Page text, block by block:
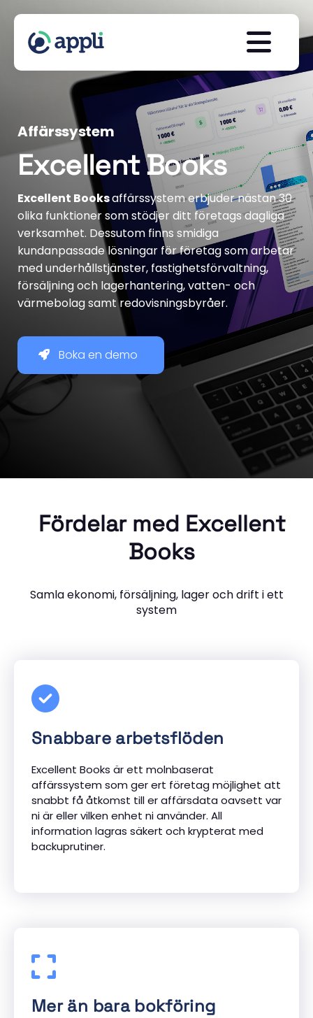
Affärssystem
Excellent Books
Excellent Booksaffärssystem erbjuder nästan 30
olika funktioner som stödjer ditt företags dagliga
verksamhet. Dessutom finns smidiga
kundanpassade lösningar för företag som arbetar
med underhållstjänster, fastighetsförvaltning,
försäljning och lagerhantering, vatten- och
värmebolag samt redovisningsbyråer.
Boka en demo
Fördelar med Excellent
Books
Samla ekonomi, försäljning, lager och drift i ett
system
Snabbare arbetsflöden
Excellent Books är ett molnbaserat
affärssystem som ger ert företag möjlighet att
snabbt få åtkomst till er affärsdata oavsett var
ni är eller vilken enhet ni använder. All
information lagras säkert och krypterat med
backuprutiner.
Mer än bara bokföring